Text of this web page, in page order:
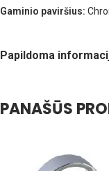
Gaminio paviršius:
Papildoma
PANAŠŪS